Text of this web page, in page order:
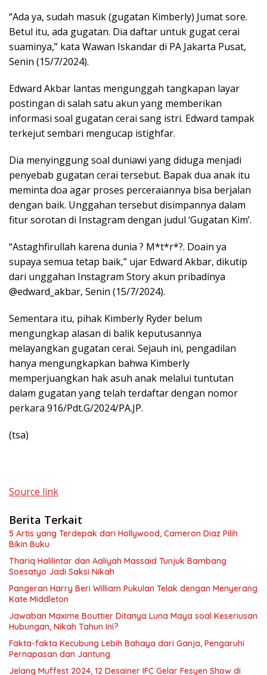
“Ada ya, sudah masuk (gugatan Kimberly) Jumat sore.
Betul itu, ada gugatan. Dia daftar untuk gugat cerai
suaminya,” kata Wawan Iskandar di PA Jakarta Pusat,
Senin (15/7/2024).
Edward Akbar lantas mengunggah tangkapan layar
postingan di salah satu akun yang memberikan
informasi soal gugatan cerai sang istri. Edward tampak
terkejut sembari mengucap istighfar.
Dia menyinggung soal duniawi yang diduga menjadi
penyebab gugatan cerai tersebut. Bapak dua anak itu
meminta doa agar proses perceraiannya bisa berjalan
dengan baik. Unggahan tersebut disimpannya dalam
fitur sorotan di Instagram dengan judul ‘Gugatan Kim’.
“Astaghfirullah karena dunia ? M*t*r*?. Doain ya
supaya semua tetap baik,” ujar Edward Akbar, dikutip
dari unggahan Instagram Story akun pribadinya
@edward_akbar, Senin (15/7/2024).
Sementara itu, pihak Kimberly Ryder belum
mengungkap alasan di balik keputusannya
melayangkan gugatan cerai. Sejauh ini, pengadilan
hanya mengungkapkan bahwa Kimberly
memperjuangkan hak asuh anak melalui tuntutan
dalam gugatan yang telah terdaftar dengan nomor
perkara 916/Pdt.G/2024/PA.JP.
(tsa)
Source link
Berita Terkait
5 Artis yang Terdepak dari Hollywood, Cameron Diaz Pilih
Bikin Buku
Thariq Halilintar dan Aaliyah Massaid Tunjuk Bambang
Soesatyo Jadi Saksi Nikah
Pangeran Harry Beri William Pukulan Telak dengan Menyerang
Kate Middleton
Jawaban Maxime Bouttier Ditanya Luna Maya soal Keseriusan
Hubungan, Nikah Tahun Ini?
Fakta-fakta Kecubung Lebih Bahaya dari Ganja, Pengaruhi
Pernapasan dan Jantung
Jelang Muffest 2024, 12 Desainer IFC Gelar Fesyen Show di